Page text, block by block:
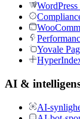
Yovale
AI &
AI-